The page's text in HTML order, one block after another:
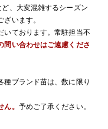
、大変混雑するシーズン
います。
いております。常駐担当不
問い合わせはご遠慮くださ
種ブランド苗は、数に限り
。 予めご了承ください。